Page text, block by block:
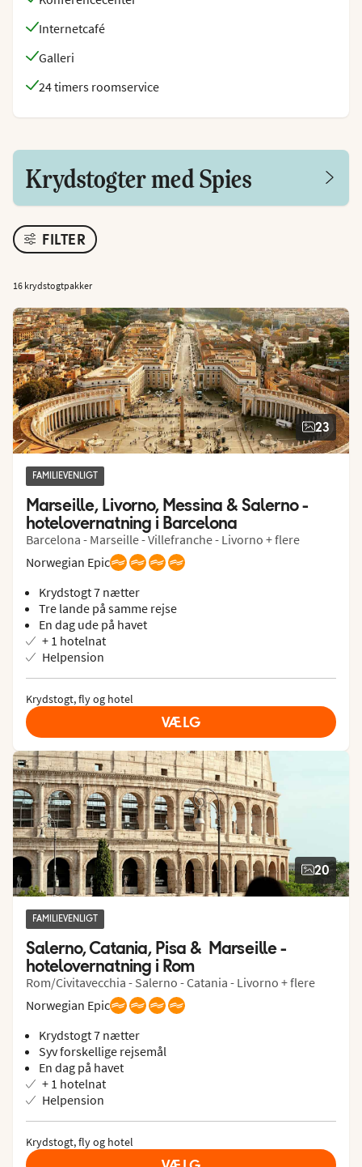
Internetcafé
Galleri
24 timers roomservice
Krydstogter med Spies
FILTER
16 krydstogtpakker
23
FAMILIEVENLIGT
Marseille, Livorno, Messina & Salerno -
hotelovernatning i Barcelona
Barcelona - Marseille - Villefranche - Livorno + flere
Norwegian Epic
Krydstogt 7 nætter
Tre lande på samme rejse
En dag ude på havet
+ 1 hotelnat
Helpension
Krydstogt, fly og hotel
VÆLG
20
FAMILIEVENLIGT
Salerno, Catania, Pisa &  Marseille -
hotelovernatning i Rom
Rom/Civitavecchia - Salerno - Catania - Livorno + flere
Norwegian Epic
Krydstogt 7 nætter
Syv forskellige rejsemål
En dag på havet
+ 1 hotelnat
Helpension
Krydstogt, fly og hotel